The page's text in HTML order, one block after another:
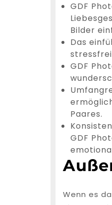
GDF
Bilder
Das
GDF
Paares.
GDF
Wenn es